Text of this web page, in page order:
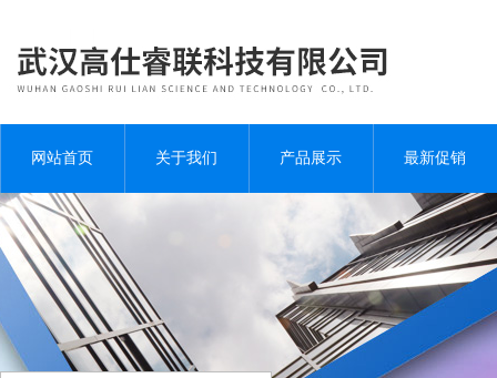
网站首页 关于我们 产品展示 最新促销